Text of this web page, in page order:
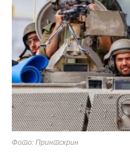
Фото: Принтскрин